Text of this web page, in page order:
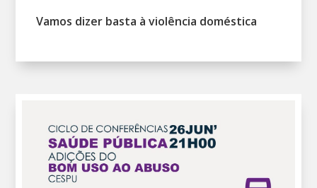
Vamos dizer basta à violência doméstica